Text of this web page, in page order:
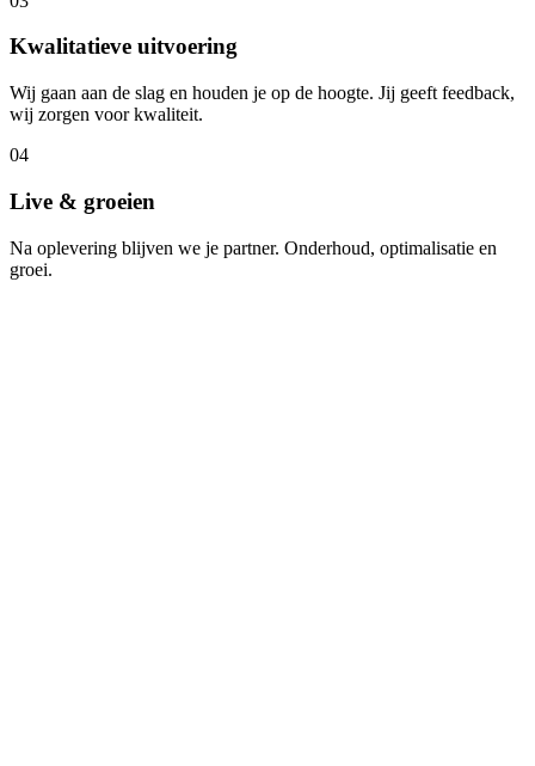
Kwalitatieve uitvoering
Wij gaan aan de slag en houden je op de hoogte. Jij geeft feedback,
wij zorgen voor kwaliteit.
04
Live & groeien
Na oplevering blijven we je partner. Onderhoud, optimalisatie en
groei.